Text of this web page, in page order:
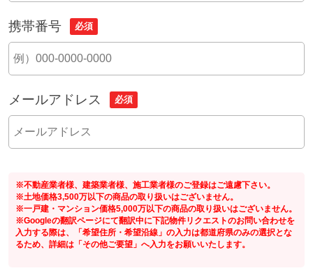
携帯番号 必須
メールアドレス 必須
※不動産業者様、建築業者様、施工業者様のご登録はご遠慮下さい。
※土地価格3,500万以下の商品の取り扱いはございません。
※一戸建・マンション価格5,000万以下の商品の取り扱いはございません。
※Googleの翻訳ページにて翻訳中に下記物件リクエストのお問い合わせを
入力する際は、「希望住所・希望沿線」の入力は都道府県のみの選択とな
るため、詳細は「その他ご要望」へ入力をお願いいたします。